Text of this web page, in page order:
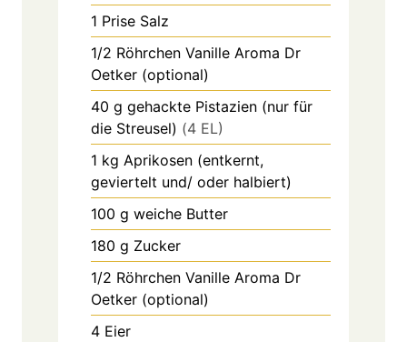
1 Prise Salz
1/2 Röhrchen Vanille Aroma Dr
Oetker (optional)
40 g gehackte Pistazien (nur für
die Streusel) (4 EL)
1 kg Aprikosen (entkernt,
geviertelt und/ oder halbiert)
100 g weiche Butter
180 g Zucker
1/2 Röhrchen Vanille Aroma Dr
Oetker (optional)
4 Eier